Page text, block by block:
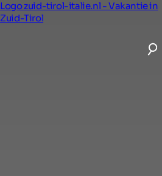
Logo zuid-tirol-italie.nl - Vakantie in
Zuid-Tirol